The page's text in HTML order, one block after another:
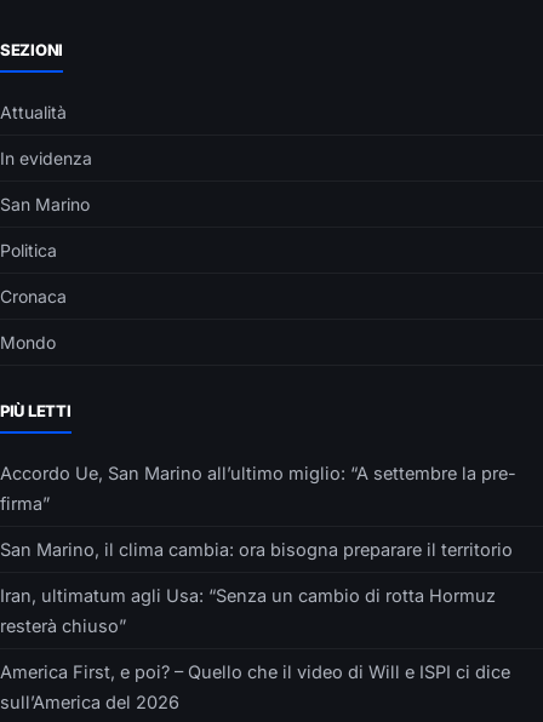
SEZIONI
Attualità
In evidenza
San Marino
Politica
Cronaca
Mondo
PIÙ LETTI
Accordo Ue, San Marino all’ultimo miglio: “A settembre la pre-
firma”
San Marino, il clima cambia: ora bisogna preparare il territorio
Iran, ultimatum agli Usa: “Senza un cambio di rotta Hormuz
resterà chiuso”
America First, e poi? – Quello che il video di Will e ISPI ci dice
sull’America del 2026